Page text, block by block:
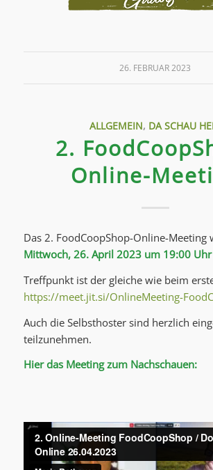
26. FEBRUAR 2023
ALLGEMEIN, DA SCHAU
2.
Online-
Das 2. FoodCoopShop-Online-Meeting
Mittwoch, 26. April 2023 um 19:00 Uhr
Treffpunkt ist der gleiche wie beim
https://meet.jit.si/OnlineMeeting-
Auch die Selbsthoster sind herzlich
teilzunehmen.
Hier das Meeting zum Nachschauen: